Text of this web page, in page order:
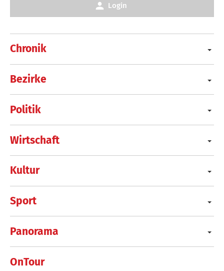
Chronik
Bezirke
Politik
Wirtschaft
Kultur
Sport
Panorama
OnTour
Login